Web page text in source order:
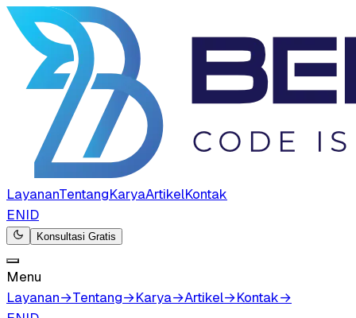
LayananTentangKaryaArtikelKontak
ENID
Konsultasi Gratis
Menu
Layanan→Tentang→Karya→Artikel→Kontak→